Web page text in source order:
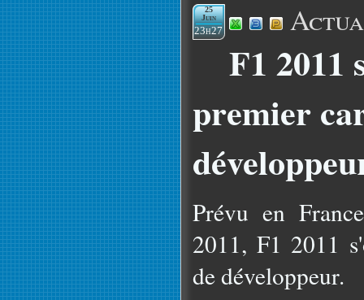
25
Juin
23h27
F1 2011
premier
Prévu en
2011, F1 2011
de développeur.